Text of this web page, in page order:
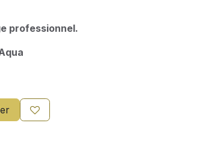
professionnel.